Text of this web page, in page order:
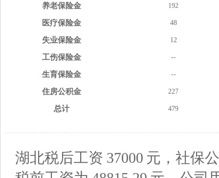
养老保险金 192
医疗保险金 48
失业保险金 12
工伤保险金 --
生育保险金 --
住房公积金 227
总计 479
湖北税后工资 37000 元，社保